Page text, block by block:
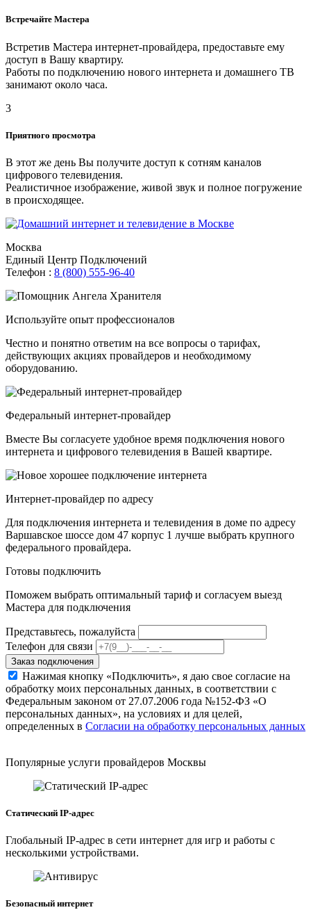
Встречайте Мастера
Встретив Мастера интернет-провайдера, предоставьте ему
доступ в Вашу квартиру.
Работы по подключению нового интернета и домашнего ТВ
занимают около часа.
3
Приятного просмотра
В этот же день Вы получите доступ к сотням каналов
цифрового телевидения.
Реалистичное изображение, живой звук и полное погружение
в происходящее.
Москва
Единый Центр Подключений
Телефон : 8 (800) 555-96-40
Используйте опыт профессионалов
Честно и понятно ответим на все вопросы о тарифах,
действующих акциях провайдеров и необходимому
оборудованию.
Федеральный интернет-провайдер
Вместе Вы согласуете удобное время подключения нового
интернета и цифрового телевидения в Вашей квартире.
Интернет-провайдер по адресу
Для подключения интернета и телевидения в доме по адресу
Варшавское шоссе дом 47 корпус 1 лучше выбрать крупного
федерального провайдера.
Готовы подключить
Поможем выбрать оптимальный тариф и согласуем выезд
Мастера для подключения
Представьтесь, пожалуйста
Телефон для связи
Заказ подключения
Нажимая кнопку «Подключить», я даю свое согласие на
обработку моих персональных данных, в соответствии с
Федеральным законом от 27.07.2006 года №152-ФЗ «О
персональных данных», на условиях и для целей,
определенных в Согласии на обработку персональных данных
Популярные услуги провайдеров Москвы
Статический IP-адрес
Глобальный IP-адрес в сети интернет для игр и работы с
несколькими устройствами.
Безопасный интернет